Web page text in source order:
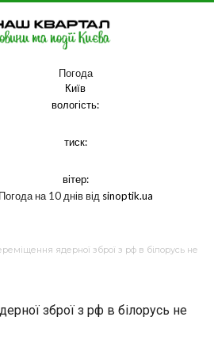
Погода
Київ
вологість:
тиск:
вітер:
Погода на 10 днів від sinoptik.ua
ядерної зброї з рф в білорусь не
зброї з рф в білорусь не